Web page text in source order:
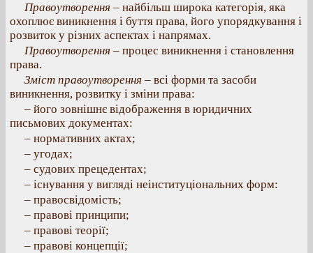
Правоутворення – найбільш широка категорія, яка
охоплює виникнення і буття права, його упорядкування і
розвиток у різних аспектах і напрямах.
Правоутворення – процес виникнення і становлення
права.
Зміст правоутворення – всі форми та засоби
виникнення, розвитку і зміни права:
– його зовнішнє відображення в юридичних
письмових документах:
– нормативних актах;
– угодах;
– судових прецедентах;
– існування у вигляді неінституціональних форм:
– правосвідомість;
– правові принципи;
– правові теорії;
– правові концепції;